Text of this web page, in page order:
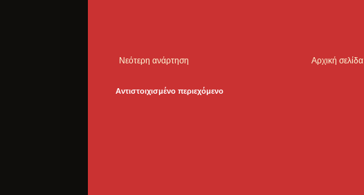
Νεότερη ανάρτηση Αρχική σελίδα
Αντιστοιχισμένο περιεχόμενο